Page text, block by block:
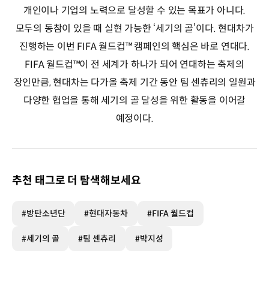
개인이나 기업의 노력으로 달성할 수 있는 목표가 아니다.
모두의 동참이 있을 때 실현 가능한 ‘세기의 골’이다. 현대차가
진행하는 이번 FIFA 월드컵™ 캠페인의 핵심은 바로 연대다.
FIFA 월드컵™이 전 세계가 하나가 되어 연대하는 축제의
장인만큼, 현대차는 다가올 축제 기간 동안 팀 센츄리의 일원과
다양한 협업을 통해 세기의 골 달성을 위한 활동을 이어갈
예정이다.
추천 태그로 더 탐색해보세요
#방탄소년단 #현대자동차 #FIFA 월드컵
#세기의 골 #팀 센츄리 #박지성